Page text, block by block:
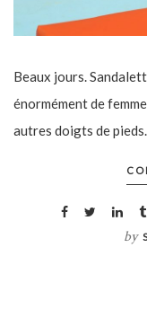
Beaux jours.
énormément de
autres doigts de
by